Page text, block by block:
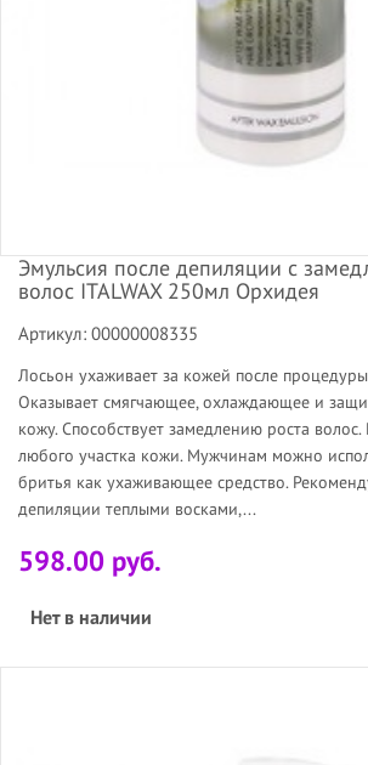
Эмульсия после депиляции с
волос ITALWAX 250мл Орхидея
Артикул: 00000008335
Лосьон ухаживает за кожей после
Оказывает смягчающее, охлаждающее и
кожу. Способствует замедлению роста
любого участка кожи. Мужчинам можно
бритья как ухаживающее средство.
депиляции теплыми восками,...
598.00 руб.
Нет в наличии